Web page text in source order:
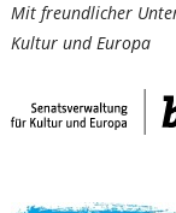
Mit freundlicher
Kultur und Europa